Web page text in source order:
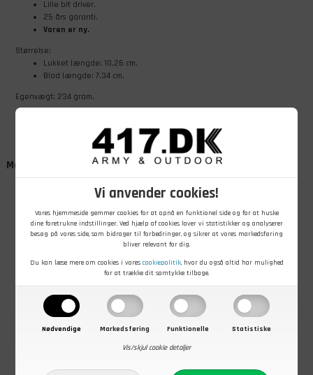
Vi anvender cookies!
Vores hjemmeside gemmer cookies for at opnå en funktionel side og for at huske
dine foretrukne indstillinger. Ved hjælp af cookies laver vi statistikker og analyserer
besøg på vores side, som bidrager til forbedringer, og sikrer at vores markedsføring
bliver relevant for dig.
Du kan læse mere om cookies i vores cookiepolitik, hvor du også altid har mulighed
for at trække dit samtykke tilbage.
Nødvendige Markedsføring Funktionelle
Statistiske
Vis/skjul cookie detaljer
Lille bit driver.
25 års garanti.
Varen er ny.
Størrelse:
Lukket længde: 10,26 cm.
Blad længde: 7,34 cm.
Egenvægt: 234 gram.
Måske er du også interesseret i
1.449,00DKK
Leatherman
Surge, 21
nylon etui
På lager - Køb nu
1.049,00DKK
Leatherman
Super Tool 300,
inkl. etui
På lager - Køb nu
1.049,00DKK
Leatherman
Super Tool 300,
Sort